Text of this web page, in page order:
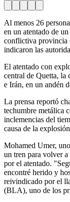
Al menos 26
en un atentado de
conflictiva provincia
indicaron las
El atentado con
central de Quetta, la
e Irán, en un andén
La prensa reportó
techumbre metálica
inclemencias del
causa de la
Mohamed Umer,
un tren para volver
por el atentado.
encontré herido y
reivindicado por el
(BLA), uno de los